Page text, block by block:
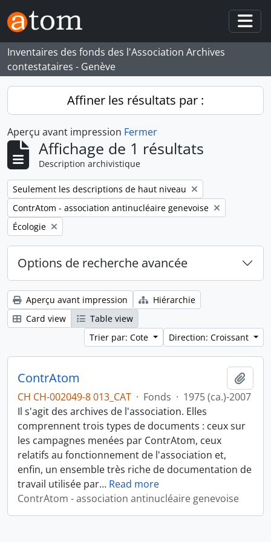
Skip to main content
Inventaires des fonds des l'Association Archives
contestataires - Genève
Affiner les résultats par :
Aperçu avant impression Fermer
Affichage de 1 résultats
Description archivistique
Remove filter:
Seulement les descriptions de haut niveau
Remove filter:
ContrAtom - association antinucléaire genevoise
Remove filter:
Écologie
Options de recherche avancée
Aperçu avant impression
Hiérarchie
Card view
Table view
Trier par: Cote
Direction: Croissant
ContrAtom
CH CH-002049-8 013_CAT · Fonds · 1975 (ca.)-2007
Il s'agit des archives de l'association. Elles
comprennent trois types de documents : ceux sur
les campagnes menées par ContrAtom, ceux
relatifs au fonctionnement de l'association et,
enfin, un ensemble très riche de documentation de
travail utilisée par… Read more
ContrAtom - association antinucléaire genevoise